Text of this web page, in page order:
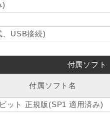
)
、USB接続)
付属ソフト
付属ソフト名
ット 正規版(SP1 適用済み)